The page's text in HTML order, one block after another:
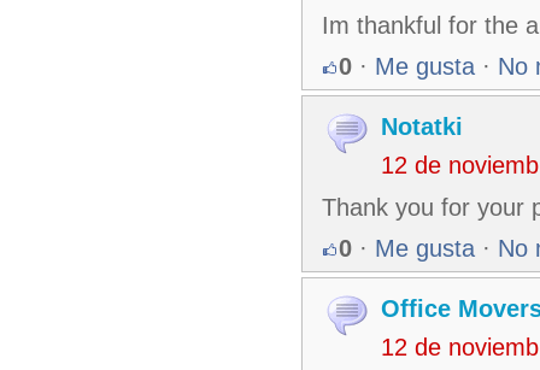
Im thankful for the
0 · Me gusta · No
Notatki
12 de
Thank you for your
0 · Me gusta · No
Office
12 de